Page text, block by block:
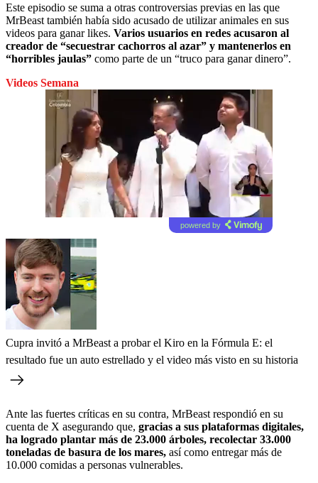
Este episodio se suma a otras controversias previas en las que
MrBeast también había sido acusado de utilizar animales en sus
videos para ganar likes. Varios usuarios en redes acusaron al
creador de “secuestrar cachorros al azar” y mantenerlos en
“horribles jaulas” como parte de un “truco para ganar dinero”.
Videos Semana
powered by
Cupra invitó a MrBeast a probar el Kiro en la Fórmula E: el
resultado fue un auto estrellado y el video más visto en su historia
Ante las fuertes críticas en su contra, MrBeast respondió en su
cuenta de X asegurando que, gracias a sus plataformas digitales,
ha logrado plantar más de 23.000 árboles, recolectar 33.000
toneladas de basura de los mares, así como entregar más de
10.000 comidas a personas vulnerables.